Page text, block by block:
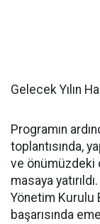
Gelecek Yılın
Programın
toplantısında,
ve önümüzdeki
masaya
Yönetim Kurulu
başarısında